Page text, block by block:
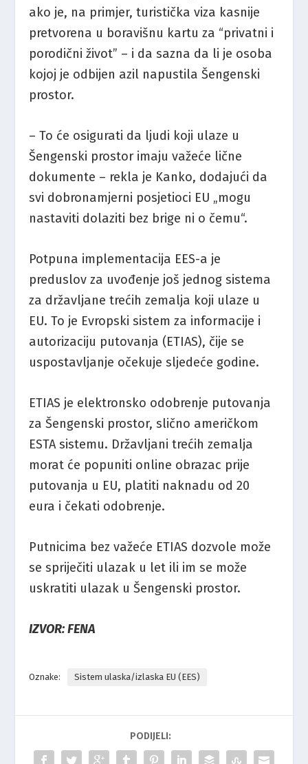
ako je, na primjer, turistička viza kasnije
pretvorena u boravišnu kartu za “privatni i
porodični život” – i da sazna da li je osoba
kojoj je odbijen azil napustila Šengenski
prostor.
– To će osigurati da ljudi koji ulaze u
Šengenski prostor imaju važeće lične
dokumente – rekla je Kanko, dodajući da
svi dobronamjerni posjetioci EU „mogu
nastaviti dolaziti bez brige ni o čemu“.
Potpuna implementacija EES-a je
preduslov za uvođenje još jednog sistema
za državljane trećih zemalja koji ulaze u
EU. To je Evropski sistem za informacije i
autorizaciju putovanja (ETIAS), čije se
uspostavljanje očekuje sljedeće godine.
ETIAS je elektronsko odobrenje putovanja
za Šengenski prostor, slično američkom
ESTA sistemu. Državljani trećih zemalja
morat će popuniti online obrazac prije
putovanja u EU, platiti naknadu od 20
eura i čekati odobrenje.
Putnicima bez važeće ETIAS dozvole može
se spriječiti ulazak u let ili im se može
uskratiti ulazak u Šengenski prostor.
IZVOR: FENA
Oznake: Sistem ulaska/izlaska EU (EES)
PODIJELI: